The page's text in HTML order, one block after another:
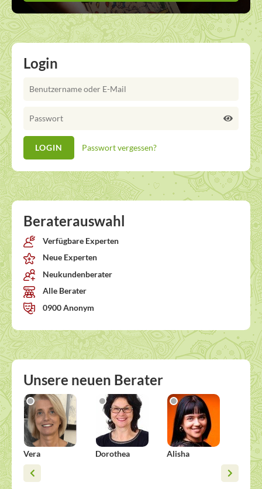
Login
Passwort vergessen?
Beraterauswahl
Verfügbare Experten
Neue Experten
Neukundenberater
Alle Berater
0900 Anonym
Unsere neuen Berater
Vera Dorothea Alisha Esther